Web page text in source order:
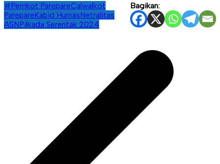
Bagikan:
#Pemkot ParepareCalwalkot
ParepareKabid HumasNetralitas
ASNPilkada Serentak 2024